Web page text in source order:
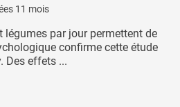
11 mois
par jour permettent de
confirme cette étude
Des effets ...